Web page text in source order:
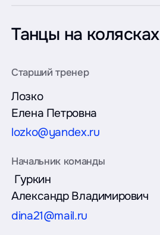
Танцы на колясках
Лозко
Елена Петровна
lozko@yandex.ru
Гуркин
Александр Владимирович
dina21@mail.ru